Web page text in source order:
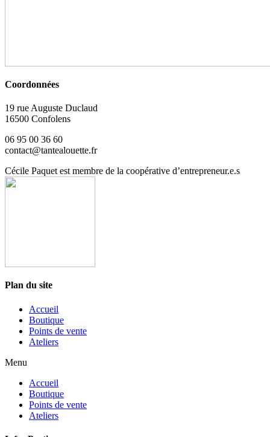
Coordonnées
19 rue Auguste Duclaud
16500 Confolens
06 95 00 36 60
contact@tantealouette.fr
Cécile Paquet est membre de la coopérative d’entrepreneur.e.s
Plan du site
Accueil
Boutique
Points de vente
Ateliers
Menu
Accueil
Boutique
Points de vente
Ateliers